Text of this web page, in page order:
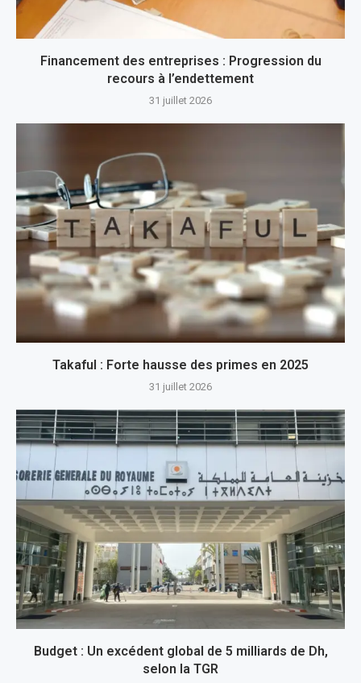
Financement des entreprises : Progression du
recours à l’endettement
31 juillet 2026
Takaful : Forte hausse des primes en 2025
31 juillet 2026
Budget : Un excédent global de 5 milliards de Dh,
selon la TGR